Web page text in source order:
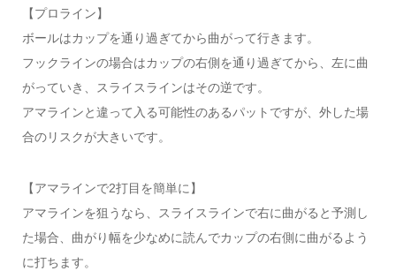
【プロライン】
ボールはカップを通り過ぎてから曲がって行きます。
フックラインの場合はカップの右側を通り過ぎてから、左に曲
がっていき、スライスラインはその逆です。
アマラインと違って入る可能性のあるパットですが、外した場
合のリスクが大きいです。
【アマラインで2打目を簡単に】
アマラインを狙うなら、スライスラインで右に曲がると予測し
た場合、曲がり幅を少なめに読んでカップの右側に曲がるよう
に打ちます。